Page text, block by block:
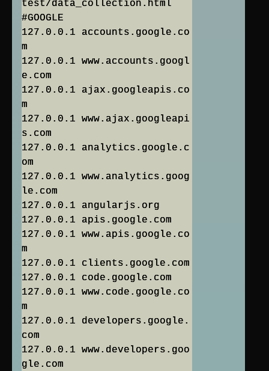
test/data_collection.html
#GOOGLE
127.0.0.1 accounts.google.co
m
127.0.0.1 www.accounts.googl
e.com
127.0.0.1 ajax.googleapis.co
m
127.0.0.1 www.ajax.googleapi
s.com
127.0.0.1 analytics.google.c
om
127.0.0.1 www.analytics.goog
le.com
127.0.0.1 angularjs.org
127.0.0.1 apis.google.com
127.0.0.1 www.apis.google.co
m
127.0.0.1 clients.google.com
127.0.0.1 code.google.com
127.0.0.1 www.code.google.co
m
127.0.0.1 developers.google.
com
127.0.0.1 www.developers.goo
gle.com